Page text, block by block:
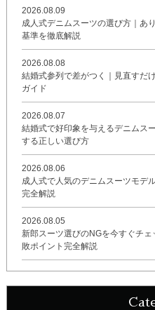
2026.08.09
成人式デニムスーツの選び方｜あ
基準を徹底解説
2026.08.08
結婚式参列で差がつく｜見直すだ
ガイド
2026.08.07
結婚式で好印象を与えるデニムス
する正しい選び方
2026.08.06
成人式で人気のデニムスーツモデ
完全解説
2026.08.05
新郎スーツ選びのNGを今すぐチ
敗ポイント完全解説